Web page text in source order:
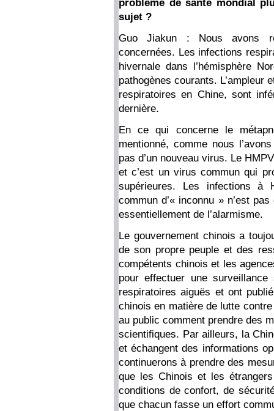
problème de santé mondial
sujet ?
Guo Jiakun : Nous avons
concernées. Les infections
hivernale dans l’hémisphère
pathogènes courants. L’ampleur
respiratoires en Chine, sont
dernière.
En ce qui concerne le
mentionné, comme nous
pas d’un nouveau virus. Le
et c’est un virus commun qui
supérieures. Les infections à
commun d’« inconnu » n’est
essentiellement de l’alarmisme.
Le gouvernement chinois a
de son propre peuple et des
compétents chinois et les
pour effectuer une
respiratoires aiguës et ont
chinois en matière de lutte
au public comment prendre des
scientifiques. Par ailleurs, la
et échangent des informations
continuerons à prendre des
que les Chinois et les
conditions de confort, de
que chacun fasse un effort